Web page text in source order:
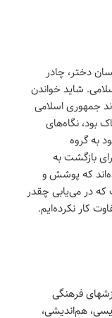
دختر، چادر
شاید خواندن
جمهوری اسلامی
بود، نگاه‌های
به گروه
بازگشت به
که پوشش و
در می‌یابی چقدر
کار نکرده‌ایم.
فرهنگی
هم‌اندیشی،